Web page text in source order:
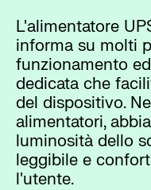
L'alimentatore
informa su molti
funzionamento
dedicata che
del dispositivo.
alimentatori,
luminosità dello
leggibile e
l'utente.